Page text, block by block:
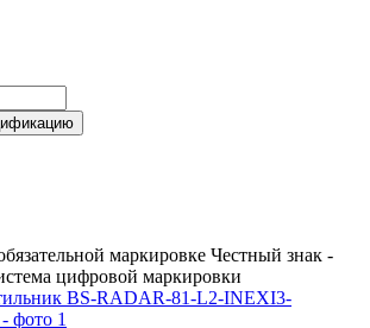
маркировке Честный знак -
цифровой маркировки